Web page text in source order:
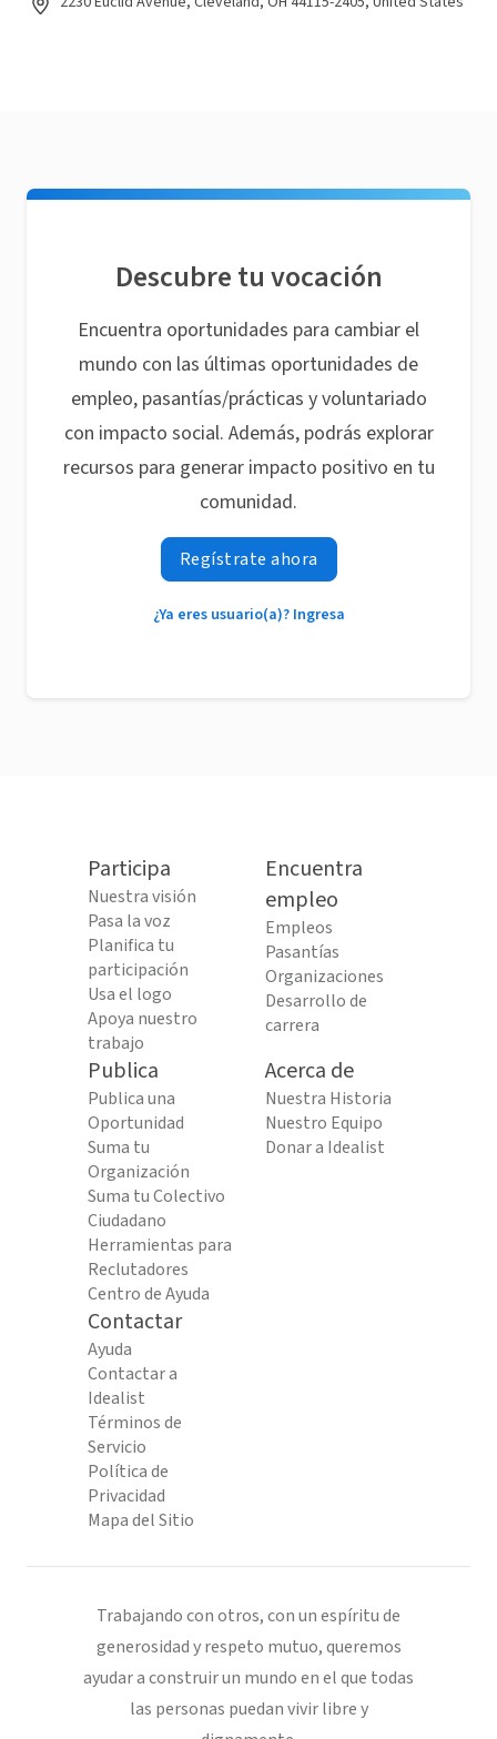
Descubre tu vocación
Encuentra oportunidades para cambiar el
mundo con las últimas oportunidades de
empleo, pasantías/prácticas y voluntariado
con impacto social. Además, podrás explorar
recursos para generar impacto positivo en tu
comunidad.
Regístrate ahora
¿Ya eres usuario(a)? Ingresa
Participa
Nuestra visión
Pasa la voz
Planifica tu
participación
Usa el logo
Apoya nuestro
trabajo
Encuentra
empleo
Empleos
Pasantías
Organizaciones
Desarrollo de
carrera
Publica
Publica una
Oportunidad
Suma tu
Organización
Suma tu Colectivo
Ciudadano
Herramientas para
Reclutadores
Centro de Ayuda
Acerca de
Nuestra Historia
Nuestro Equipo
Donar a Idealist
Contactar
Ayuda
Contactar a
Idealist
Términos de
Servicio
Política de
Privacidad
Mapa del Sitio
Trabajando con otros, con un espíritu de
generosidad y respeto mutuo, queremos
ayudar a construir un mundo en el que todas
las personas puedan vivir libre y